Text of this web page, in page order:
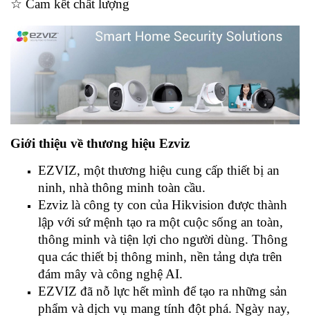
☆ Cam kết chất lượng
Giới thiệu về thương hiệu Ezviz
EZVIZ, một thương hiệu cung cấp thiết bị an
ninh, nhà thông minh toàn cầu.
Ezviz là công ty con của Hikvision được thành
lập với sứ mệnh tạo ra một cuộc sống an toàn,
thông minh và tiện lợi cho người dùng. Thông
qua các thiết bị thông minh, nền tảng dựa trên
đám mây và công nghệ AI.
EZVIZ đã nỗ lực hết mình để tạo ra những sản
phẩm và dịch vụ mang tính đột phá. Ngày nay,